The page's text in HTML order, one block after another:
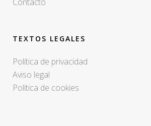
TEXTOS LEGALES
Política de privacidad
Aviso legal
Política de cookies